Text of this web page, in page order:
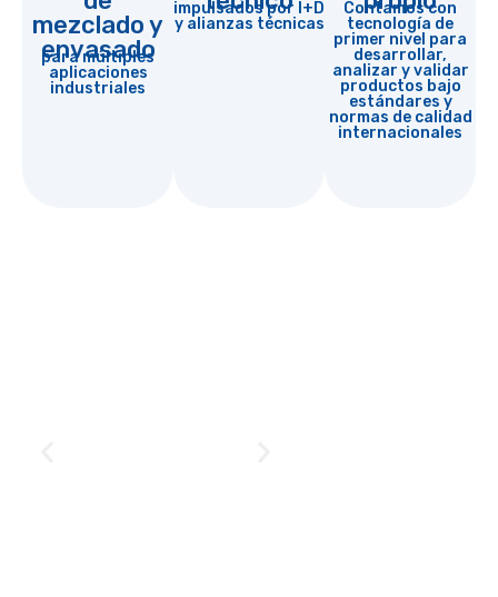
mezclado y
envasado
para múltiples
aplicaciones
industriales
impulsados por I+D
y alianzas técnicas
Contamos con
tecnología de
primer nivel para
desarrollar,
analizar y validar
productos bajo
estándares y
normas de calidad
internacionales